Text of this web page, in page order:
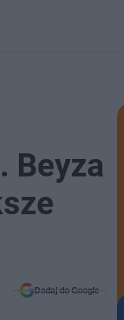
Beyza
Dodaj do Google